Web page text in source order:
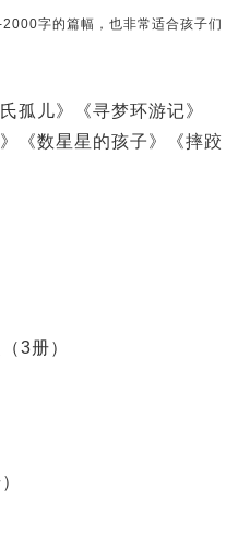
字的篇幅，也非常适合孩子们
孤儿》《寻梦环游记》
《数星星的孩子》《摔跤
3册）